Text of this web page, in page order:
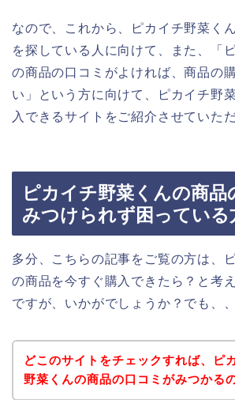
なので、これから、ピカイチ野菜く
を探している人に向けて、また、「
の商品の口コミがよければ、商品の
い」という方に向けて、ピカイチ野
入できるサイトをご紹介させていた
ピカイチ野菜くんの商品
みつけられず困っている
多分、こちらの記事をご覧の方は、
の商品を今すぐ購入できたら？と考
ですが、いかがでしょうか？でも、、
どこのサイトをチェックすれば、ピ
野菜くんの商品の口コミがみつかる